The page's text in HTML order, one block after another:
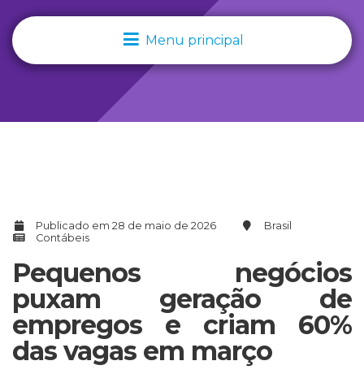
Menu principal
Publicado em 28 de maio de 2026
Brasil
Contábeis
Pequenos negócios
puxam geração de
empregos e criam 60%
das vagas em março